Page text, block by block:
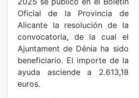
Oficial de la Provincia de
Alicante la resolución de la
convocatoria, de la cual el
Ajuntament de Dénia ha sido
beneficiario. El importe de la
ayuda asciende a 2.613,18
euros.